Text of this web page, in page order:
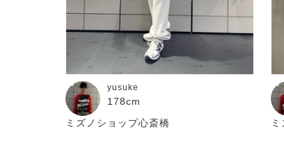
yusuke
178cm
ミズノショップ心斎橋